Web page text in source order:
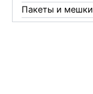
Пакеты и мешки
Перчатки